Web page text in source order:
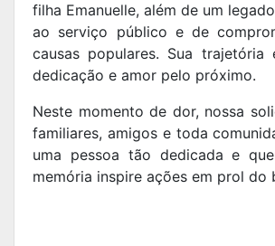
filha Emanuelle, além de um
ao serviço público e de
causas populares. Sua trajetória
dedicação e amor pelo próximo.
Neste momento de dor, nossa
familiares, amigos e toda
uma pessoa tão dedicada e
memória inspire ações em prol do